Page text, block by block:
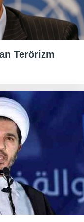
Terörizm